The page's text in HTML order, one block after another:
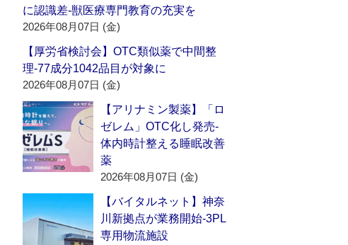
に認識差‐獣医療専門教育の充実を
2026年08月07日 (金)
【厚労省検討会】OTC類似薬で中間整
理‐77成分1042品目が対象に
2026年08月07日 (金)
【アリナミン製薬】「ロ
ゼレム」OTC化し発売‐
体内時計整える睡眠改善
薬
2026年08月07日 (金)
【バイタルネット】神奈
川新拠点が業務開始‐3PL
専用物流施設